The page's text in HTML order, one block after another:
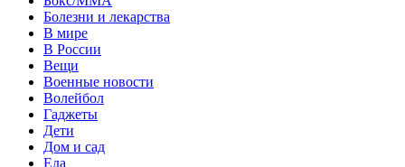
Болезни и лекарства
В мире
В России
Вещи
Военные новости
Волейбол
Гаджеты
Дети
Дом и сад
Еда